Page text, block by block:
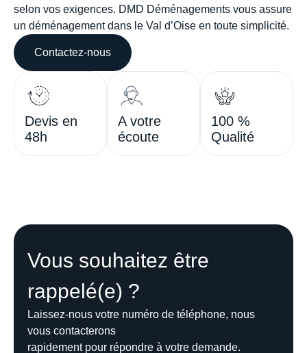
selon vos exigences. DMD Déménagements vous assure
un déménagement dans le Val d’Oise en toute simplicité.
Contactez-nous
Devis en
48h
A votre
écoute
100 %
Qualité
Vous souhaitez être
rappelé(e) ?
Laissez-nous votre numéro de téléphone, nous
vous contacterons
rapidement pour répondre à votre demande.